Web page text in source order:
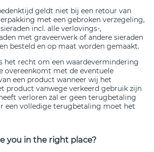
geldt niet bij een retour van
met een gebroken verzegeling,
incl. alle verlovings-,
met graveerwerk of andere sieraden
besteld en op maat worden gemaakt.
het recht om een waardevermindering
overeenkomt met de eventuele
een product wanneer wij het
product vanwege verkeerd gebruik zijn
verloren zal er geen terugbetaling
een volledige terugbetaling moet het
worden verkocht en moet het
verpakking in ongewijzigde staat
Wil je een artikel retourneren, dan
ons opnemen via het contactformulier
you in the right place?